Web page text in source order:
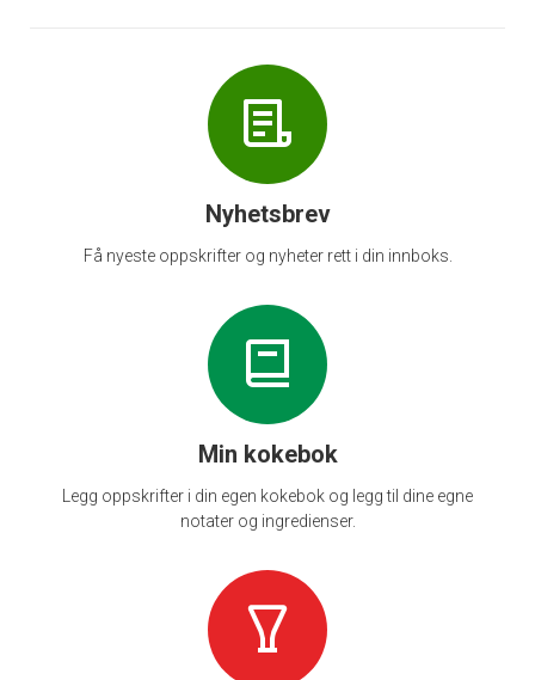
Nyhetsbrev
Få nyeste oppskrifter og nyheter rett i din innboks.
Min kokebok
Legg oppskrifter i din egen kokebok og legg til dine egne
notater og ingredienser.